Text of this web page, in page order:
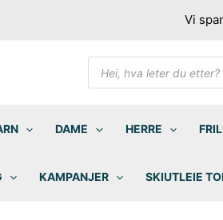
Vi
Products
search
DAME HERRE
KAMPANJER SKIUTLEIE